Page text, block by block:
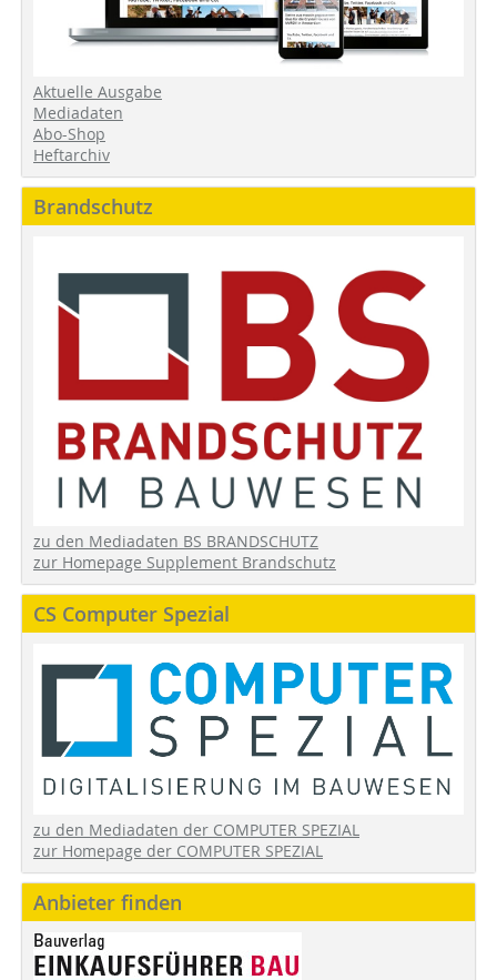
Aktuelle Ausgabe
Mediadaten
Abo-Shop
Heftarchiv
Brandschutz
zu den Mediadaten BS BRANDSCHUTZ
zur Homepage Supplement Brandschutz
CS Computer Spezial
zu den Mediadaten der COMPUTER SPEZIAL
zur Homepage der COMPUTER SPEZIAL
Anbieter finden